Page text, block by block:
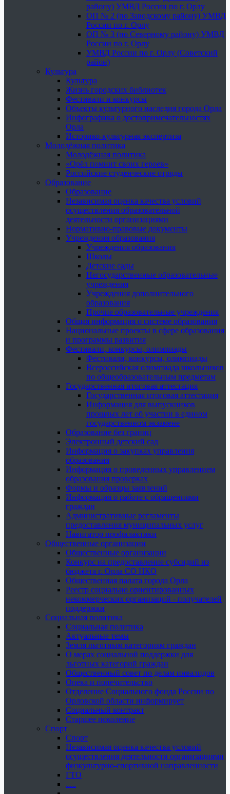
району) УМВД России по г. Орлу
ОП № 2 (по Заводскому району) УМВД
России по г. Орлу
ОП № 3 (по Северному району) УМВД
России по г. Орлу
УМВД России по г. Орлу (Советский
район)
Культура
Культура
Жизнь городских библиотек
Фестивали и конкурсы
Объекты культурного наследия города Орла
Инфографика о достопримечательностях
Орла
Историко-культурная экспертиза
Молодёжная политика
Молодёжная политика
«Орёл помнит своих героев»
Российские студенческие отряды
Образование
Образование
Независимая оценка качества условий
осуществления образовательной
деятельности организациями
Нормативно-правовые документы
Учреждения образования
Учреждения образования
Школы
Детские сады
Негосударственные образовательные
учреждения
Учреждения дополнительного
образования
Прочие образовательные учреждения
Общая информация о системе образования
Национальные проекты в сфере образования
и программы развития
Фестивали, конкурсы, олимпиады
Фестивали, конкурсы, олимпиады
Всероссийская олимпиада школьников
по общеобразовательным предметам
Государственная итоговая аттестация
Государственная итоговая аттестация
Информация для выпускников
прошлых лет об участии в едином
государственном экзамене
Образование без границ
Электронный детский сад
Информация о закупках управления
образования
Информация о проведенных управлением
образования проверках
Формы и образцы заявлений
Информация о работе с обращениями
граждан
Административные регламенты
предоставления муниципальных услуг
Навигатор профилактики
Общественные организации
Общественные организации
Конкурс на предоставление субсидий из
бюджета г. Орла СО НКО
Общественная палата города Орла
Реестр социально ориентированных
некоммерческих организаций - получателей
поддержки
Социальная политика
Социальная политика
Актуальные темы
Земля льготным категориям граждан
О мерах социальной поддержки для
льготных категорий граждан
Общественный совет по делам инвалидов
Опека и попечительство
Отделение Социального фонда России по
Орловской области информирует
Социальный контракт
Старшее поколение
Спорт
Спорт
Независимая оценка качества условий
осуществления деятельности организациями
физкультурно-спортивной направленности
ГТО
.....